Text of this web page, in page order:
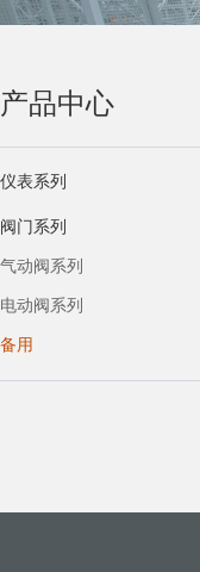
产品中心
仪表系列
阀门系列
气动阀系列
电动阀系列
备用